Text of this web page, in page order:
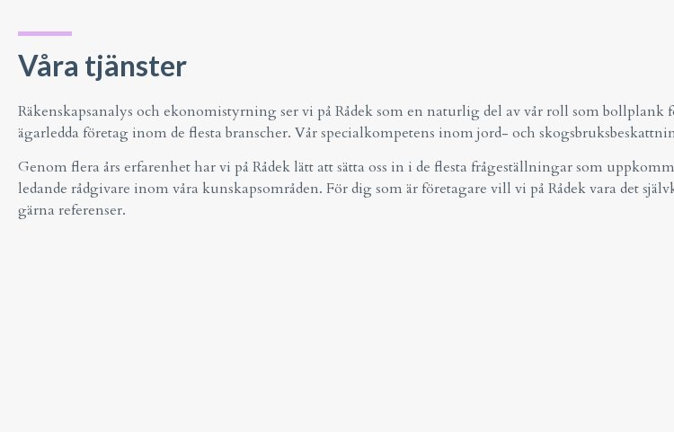
Våra tjänster
Räkenskapsanalys och ekonomistyrning ser vi på Rådek som en naturlig del av vår roll som bollplank
ägarledda företag inom de flesta branscher. Vår specialkompetens inom jord- och
Genom flera års erfarenhet har vi på Rådek lätt att sätta oss in i de flesta frågeställningar som
ledande rådgivare inom våra kunskapsområden. För dig som är företagare vill vi på Rådek vara det
gärna referenser.